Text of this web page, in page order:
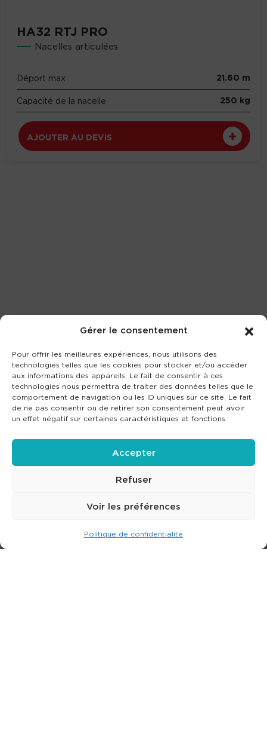
Gérer le consentement
Pour offrir les meilleures expériences, nous utilisons des
technologies telles que les cookies pour stocker et/ou accéder
aux informations des appareils. Le fait de consentir à ces
technologies nous permettra de traiter des données telles que le
comportement de navigation ou les ID uniques sur ce site. Le fait
de ne pas consentir ou de retirer son consentement peut avoir
un effet négatif sur certaines caractéristiques et fonctions.
Accepter
Refuser
Voir les préférences
Politique de confidentialité
HA32 RTJ PRO
Nacelles articulées
Déport max 21.60 m
Capacité de la nacelle 250 kg
AJOUTER AU DEVIS